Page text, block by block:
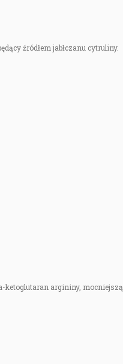
źródłem jabłczanu cytruliny.
ketoglutaran argininy, mocniejszą